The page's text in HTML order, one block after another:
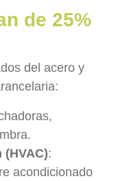
de 25%
del acero y
:
acondicionado